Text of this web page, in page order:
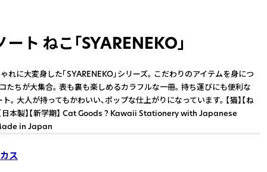
ト ねこ「SYARENEKO」
れに大変身した「SYARENEKO」シリーズ。 こだわりのアイテムを身につ
たちが大集合。 表も裏も楽しめるカラフルな一冊。 持ち運びにも便利な
。 大人が持ってもかわいい、ポップな仕上がりになっています。 【猫】【ね
【日本製】【新学期】 Cat Goods ? Kawaii Stationery with Japanese
in Japan
ス